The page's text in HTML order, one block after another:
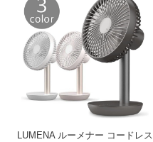
LUMENA ルーメナー コードレス